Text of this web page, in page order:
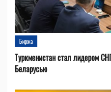
Биржа
Туркменистан стал лидером
Беларусью